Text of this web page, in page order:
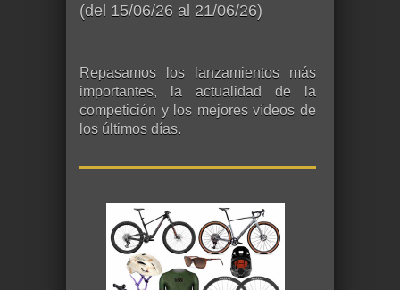
(del 15/06/26 al 21/06/26)
Repasamos los lanzamientos más
importantes, la actualidad de la
competición y los mejores vídeos de
los últimos días.